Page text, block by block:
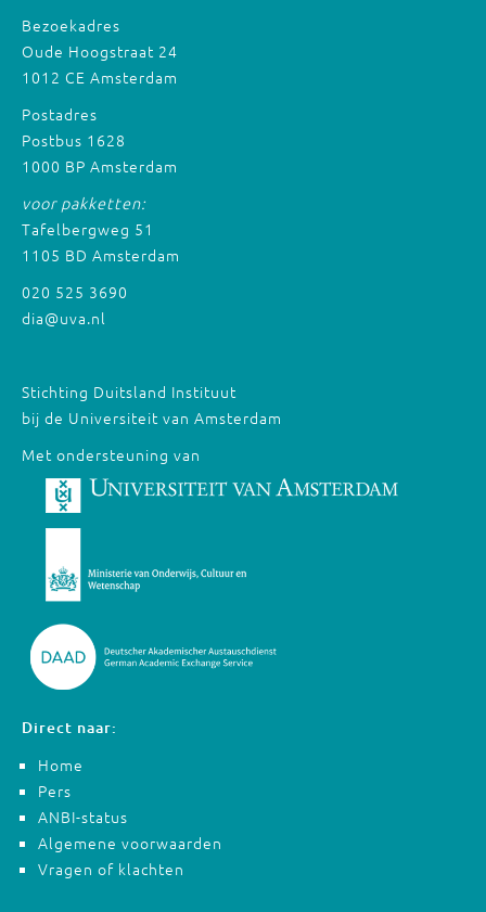
Bezoekadres
Oude Hoogstraat 24
1012 CE Amsterdam
Postadres
Postbus 1628
1000 BP Amsterdam
voor pakketten:
Tafelbergweg 51
1105 BD Amsterdam
020 525 3690
dia@uva.nl
Stichting Duitsland Instituut
bij de Universiteit van Amsterdam
Met ondersteuning van
Direct naar:
Home
Pers
ANBI-status
Algemene voorwaarden
Vragen of klachten